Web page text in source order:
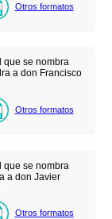
Otros formatos
que se nombra
a don Francisco
Otros formatos
que se nombra
a don Javier
Otros formatos